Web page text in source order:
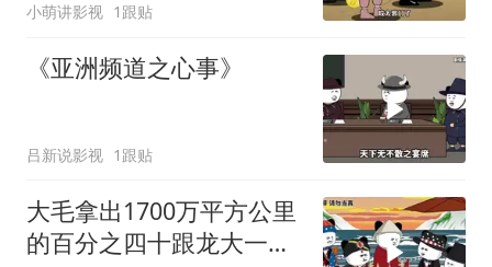
小萌讲影视 1跟贴
《亚洲频道之心事》
吕新说影视 1跟贴
大毛拿出1700万平方公里
的百分之四十跟龙大一起